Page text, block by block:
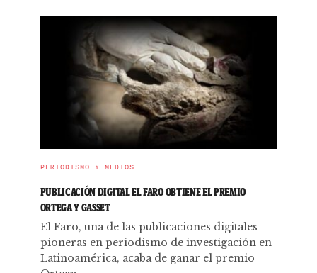
PERIODISMO Y MEDIOS
PUBLICACIÓN DIGITAL EL FARO OBTIENE EL PREMIO
ORTEGA Y GASSET
El Faro, una de las publicaciones digitales
pioneras en periodismo de investigación en
Latinoamérica, acaba de ganar el premio